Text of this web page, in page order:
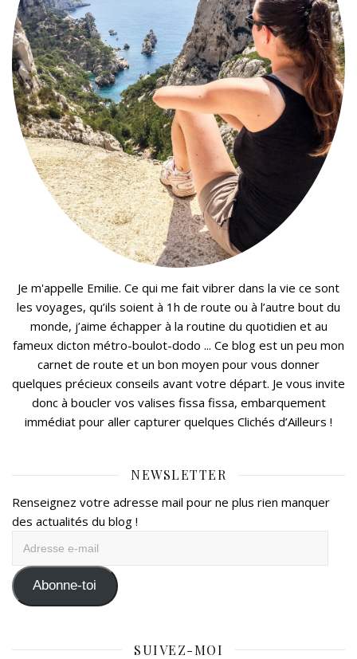
Je m'appelle Emilie. Ce qui me fait vibrer dans la vie ce sont
les voyages, qu’ils soient à 1h de route ou à l’autre bout du
monde, j’aime échapper à la routine du quotidien et au
fameux dicton métro-boulot-dodo ... Ce blog est un peu mon
carnet de route et un bon moyen pour vous donner
quelques précieux conseils avant votre départ. Je vous invite
donc à boucler vos valises fissa fissa, embarquement
immédiat pour aller capturer quelques Clichés d’Ailleurs !
NEWSLETTER
Renseignez votre adresse mail pour ne plus rien manquer
des actualités du blog !
mail Abonne-toi
SUIVEZ-MOI